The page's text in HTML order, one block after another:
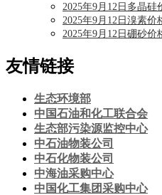
2025年9月12日多晶硅
2025年9月12日溴素价
2025年9月12日硼砂价
友情链接
生态环境部
中国石油和化工联合会
生态部污染源监控中心
中石油物装公司
中石化物装公司
中海油采购中心
中国化工集团采购中心